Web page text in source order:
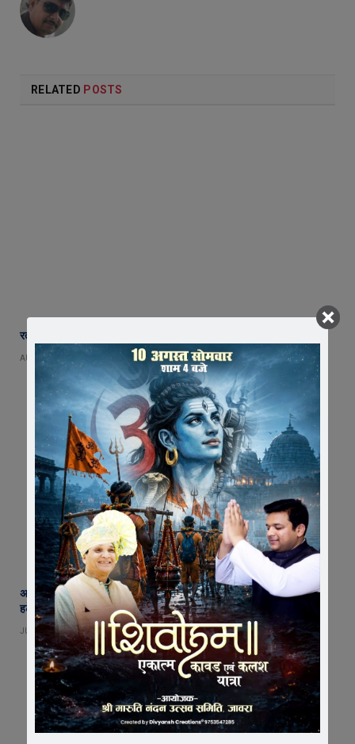
RELATED POSTS
रतलाम के नए कलेक्टर बने अजय कटेसरिया, संभाला पदभार
AUGUST 4, 2026
अब नहीं चलेगी लापरवाही ! एक माह में बंद होंगे सभी अवैध कट, फोरलेन पर झाडय़िां
हटेंगी, हादसों पर लगाम कसने उतरा प्रशासन
JULY 30, 2026